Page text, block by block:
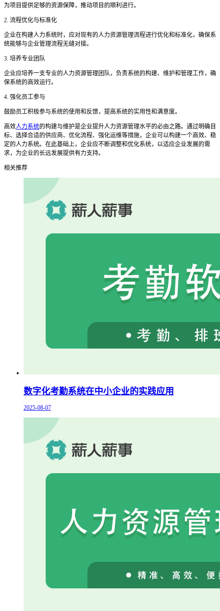
为项目提供足够的资源保障，推动项目的顺利进行。
2. 流程优化与标准化
企业在构建人力系统时，应对现有的人力资源管理流程进行优化和标准化，确保系
统能够与企业管理流程无缝对接。
3. 培养专业团队
企业应培养一支专业的人力资源管理团队，负责系统的构建、维护和管理工作，确
保系统的高效运行。
4. 强化员工参与
鼓励员工积极参与系统的使用和反馈，提高系统的实用性和满意度。
高效人力系统的构建与维护是企业提升人力资源管理水平的必由之路。通过明确目
标、选择合适的供应商、优化流程、强化运维等措施，企业可以构建一个高效、稳
定的人力系统。在此基础上，企业应不断调整和优化系统，以适应企业发展的需
求，为企业的长远发展提供有力支持。
相关推荐
数字化考勤系统在中小企业的实践应用
2025-08-07